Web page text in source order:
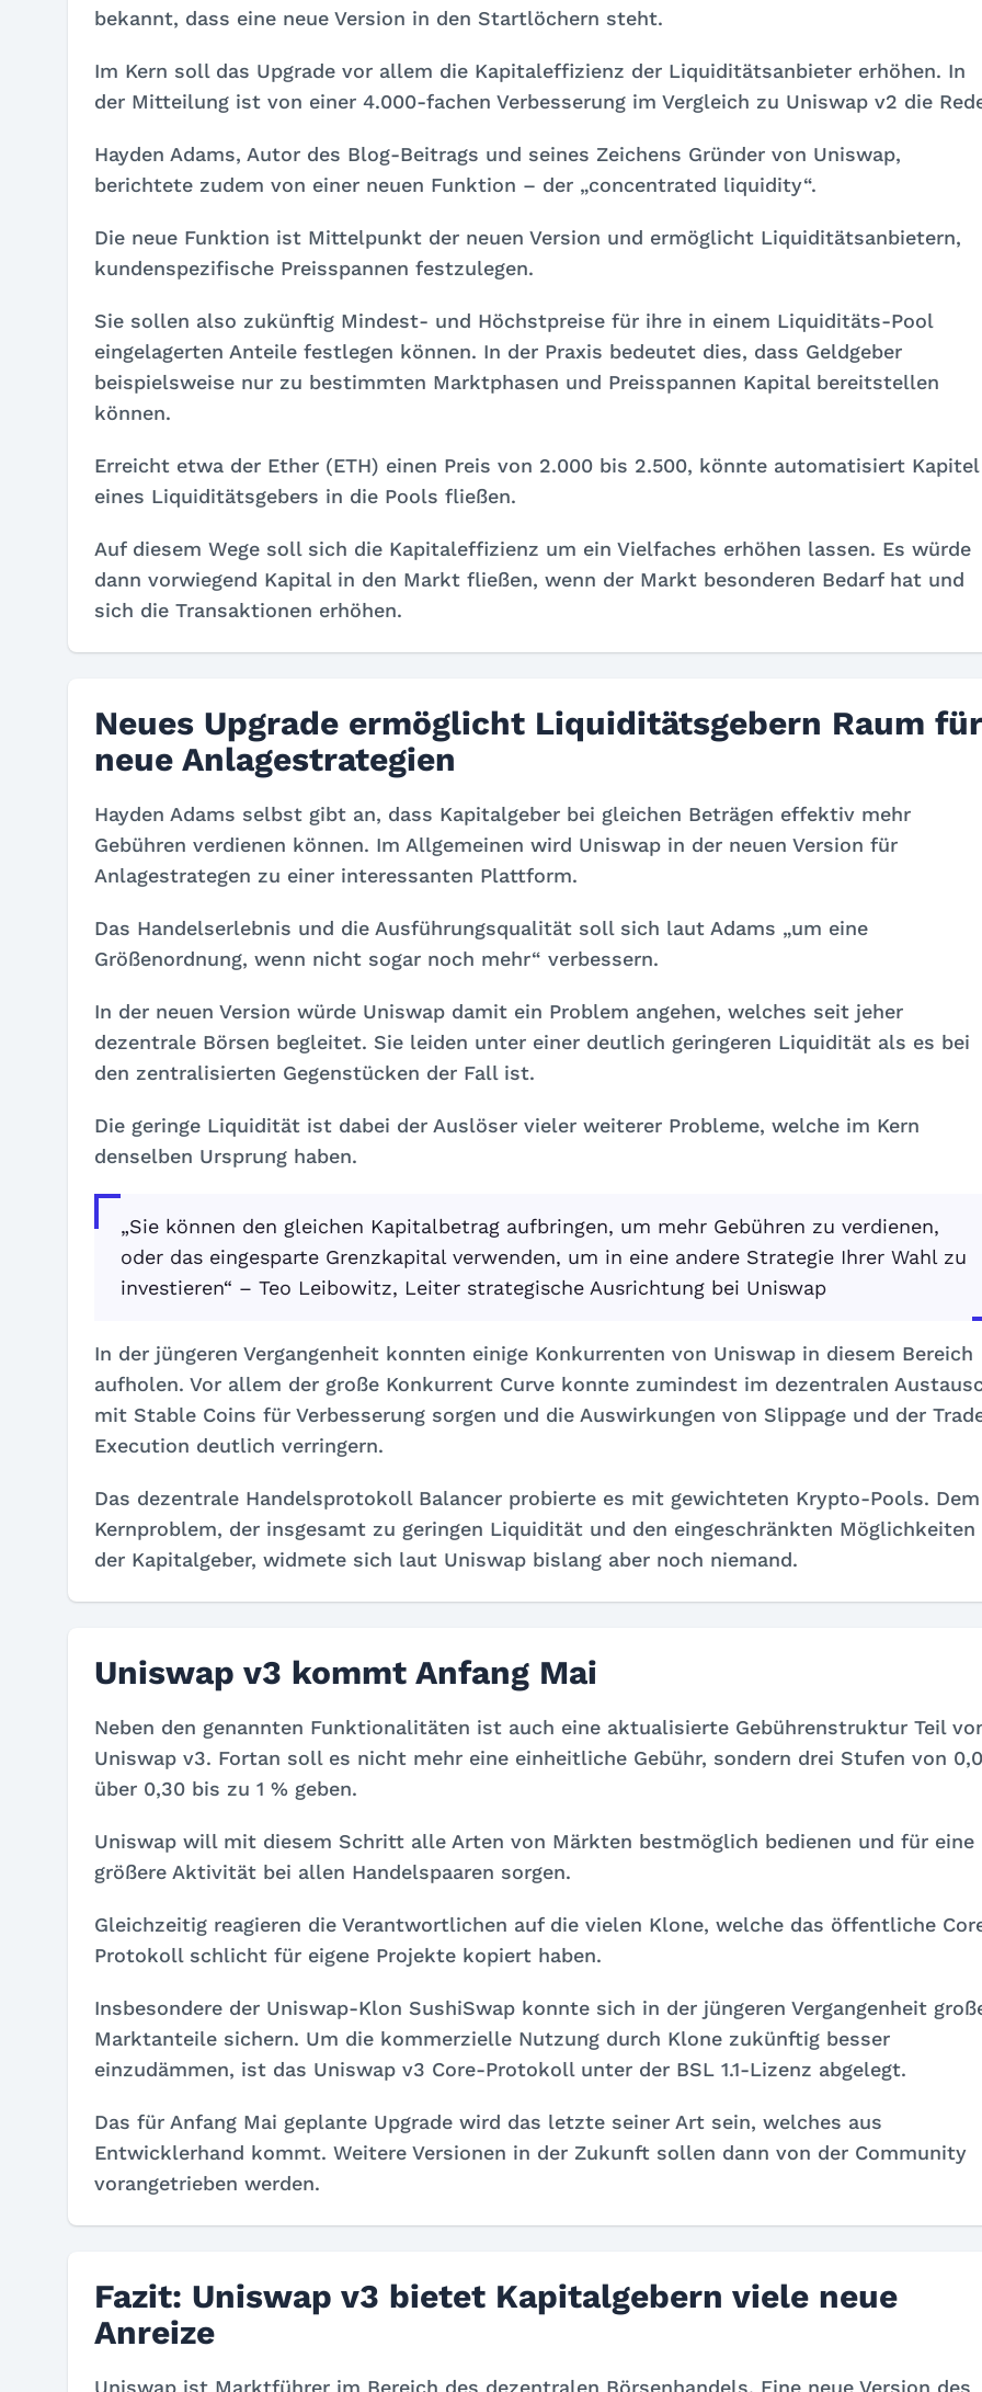
bekannt, dass eine neue Version in den Startlöchern steht.
Im Kern soll das Upgrade vor allem die Kapitaleffizienz der Liquiditätsanbieter erhöhen. In
der Mitteilung ist von einer 4.000-fachen Verbesserung im Vergleich zu Uniswap v2 die
Hayden Adams, Autor des Blog-Beitrags und seines Zeichens Gründer von Uniswap,
berichtete zudem von einer neuen Funktion – der „concentrated liquidity“.
Die neue Funktion ist Mittelpunkt der neuen Version und ermöglicht Liquiditätsanbietern,
kundenspezifische Preisspannen festzulegen.
Sie sollen also zukünftig Mindest- und Höchstpreise für ihre in einem Liquiditäts-Pool
eingelagerten Anteile festlegen können. In der Praxis bedeutet dies, dass Geldgeber
beispielsweise nur zu bestimmten Marktphasen und Preisspannen Kapital bereitstellen
können.
Erreicht etwa der Ether (ETH) einen Preis von 2.000 bis 2.500, könnte automatisiert Kapitel
eines Liquiditätsgebers in die Pools fließen.
Auf diesem Wege soll sich die Kapitaleffizienz um ein Vielfaches erhöhen lassen. Es würde
dann vorwiegend Kapital in den Markt fließen, wenn der Markt besonderen Bedarf hat und
sich die Transaktionen erhöhen.
Neues Upgrade ermöglicht Liquiditätsgebern Raum für
neue Anlagestrategien
Hayden Adams selbst gibt an, dass Kapitalgeber bei gleichen Beträgen effektiv mehr
Gebühren verdienen können. Im Allgemeinen wird Uniswap in der neuen Version für
Anlagestrategen zu einer interessanten Plattform.
Das Handelserlebnis und die Ausführungsqualität soll sich laut Adams „um eine
Größenordnung, wenn nicht sogar noch mehr“ verbessern.
In der neuen Version würde Uniswap damit ein Problem angehen, welches seit jeher
dezentrale Börsen begleitet. Sie leiden unter einer deutlich geringeren Liquidität als es bei
den zentralisierten Gegenstücken der Fall ist.
Die geringe Liquidität ist dabei der Auslöser vieler weiterer Probleme, welche im Kern
denselben Ursprung haben.
„Sie können den gleichen Kapitalbetrag aufbringen, um mehr Gebühren zu verdienen,
oder das eingesparte Grenzkapital verwenden, um in eine andere Strategie Ihrer Wahl zu
investieren“ – Teo Leibowitz, Leiter strategische Ausrichtung bei Uniswap
In der jüngeren Vergangenheit konnten einige Konkurrenten von Uniswap in diesem Bereich
aufholen. Vor allem der große Konkurrent Curve konnte zumindest im dezentralen
mit Stable Coins für Verbesserung sorgen und die Auswirkungen von Slippage und der
Execution deutlich verringern.
Das dezentrale Handelsprotokoll Balancer probierte es mit gewichteten Krypto-Pools. Dem
Kernproblem, der insgesamt zu geringen Liquidität und den eingeschränkten Möglichkeiten
der Kapitalgeber, widmete sich laut Uniswap bislang aber noch niemand.
Uniswap v3 kommt Anfang Mai
Neben den genannten Funktionalitäten ist auch eine aktualisierte Gebührenstruktur Teil
Uniswap v3. Fortan soll es nicht mehr eine einheitliche Gebühr, sondern drei Stufen von
über 0,30 bis zu 1 % geben.
Uniswap will mit diesem Schritt alle Arten von Märkten bestmöglich bedienen und für eine
größere Aktivität bei allen Handelspaaren sorgen.
Gleichzeitig reagieren die Verantwortlichen auf die vielen Klone, welche das öffentliche
Protokoll schlicht für eigene Projekte kopiert haben.
Insbesondere der Uniswap-Klon SushiSwap konnte sich in der jüngeren Vergangenheit
Marktanteile sichern. Um die kommerzielle Nutzung durch Klone zukünftig besser
einzudämmen, ist das Uniswap v3 Core-Protokoll unter der BSL 1.1-Lizenz abgelegt.
Das für Anfang Mai geplante Upgrade wird das letzte seiner Art sein, welches aus
Entwicklerhand kommt. Weitere Versionen in der Zukunft sollen dann von der Community
vorangetrieben werden.
Fazit: Uniswap v3 bietet Kapitalgebern viele neue
Anreize
Uniswap ist Marktführer im Bereich des dezentralen Börsenhandels. Eine neue Version des